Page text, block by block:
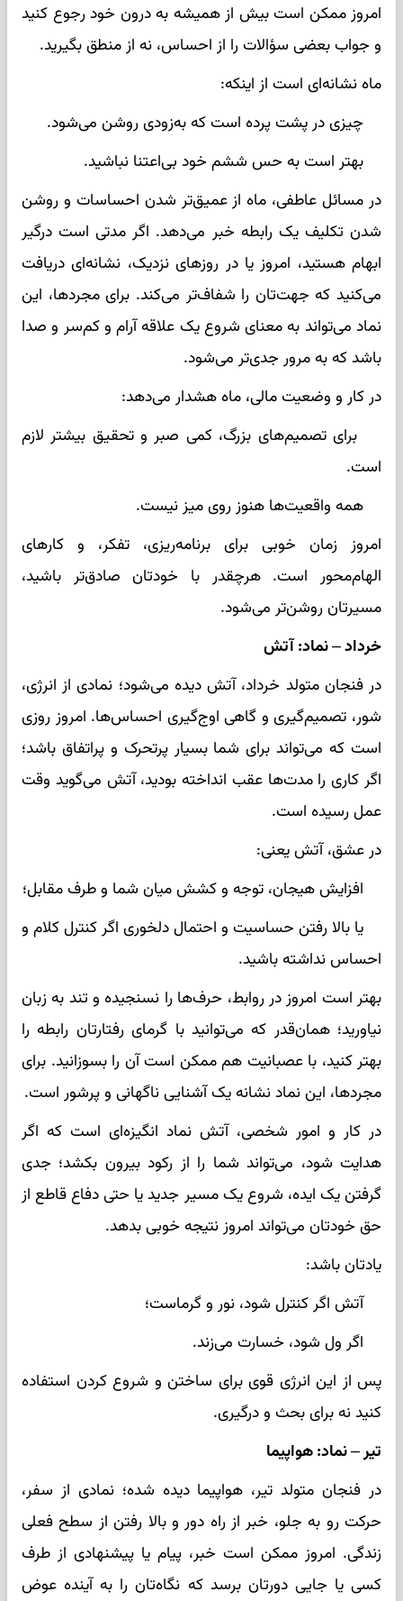
امروز ممکن است بیش از همیشه به درون خود رجوع کنید
و جواب بعضی سؤالات را از احساس، نه از منطق بگیرید.
ماه نشانه‌ای است از اینکه:
چیزی در پشت پرده است که به‌زودی روشن می‌شود.
بهتر است به حس ششم خود بی‌اعتنا نباشید.
در مسائل عاطفی، ماه از عمیق‌تر شدن احساسات و روشن
شدن تکلیف یک رابطه خبر می‌دهد. اگر مدتی است درگیر
ابهام هستید، امروز یا در روزهای نزدیک، نشانه‌ای دریافت
می‌کنید که جهت‌تان را شفاف‌تر می‌کند. برای مجردها، این
نماد می‌تواند به معنای شروع یک علاقه آرام و کم‌سر و صدا
باشد که به مرور جدی‌تر می‌شود.
در کار و وضعیت مالی، ماه هشدار می‌دهد:
برای تصمیم‌های بزرگ، کمی صبر و تحقیق بیشتر لازم
است.
همه واقعیت‌ها هنوز روی میز نیست.
امروز زمان خوبی برای برنامه‌ریزی، تفکر، و کارهای
الهام‌محور است. هرچقدر با خودتان صادق‌تر باشید،
مسیرتان روشن‌تر می‌شود.
خرداد – نماد: آتش
در فنجان متولد خرداد، آتش دیده می‌شود؛ نمادی از انرژی،
شور، تصمیم‌گیری و گاهی اوج‌گیری احساس‌ها. امروز روزی
است که می‌تواند برای شما بسیار پرتحرک و پراتفاق باشد؛
اگر کاری را مدت‌ها عقب انداخته بودید، آتش می‌گوید وقت
عمل رسیده است.
در عشق، آتش یعنی:
افزایش هیجان، توجه و کشش میان شما و طرف مقابل؛
یا بالا رفتن حساسیت و احتمال دلخوری اگر کنترل کلام و
احساس نداشته باشید.
بهتر است امروز در روابط، حرف‌ها را نسنجیده و تند به زبان
نیاورید؛ همان‌قدر که می‌توانید با گرمای رفتارتان رابطه را
بهتر کنید، با عصبانیت هم ممکن است آن را بسوزانید. برای
مجردها، این نماد نشانه یک آشنایی ناگهانی و پرشور است.
در کار و امور شخصی، آتش نماد انگیزه‌ای است که اگر
هدایت شود، می‌تواند شما را از رکود بیرون بکشد؛ جدی
گرفتن یک ایده، شروع یک مسیر جدید یا حتی دفاع قاطع از
حق خودتان می‌تواند امروز نتیجه خوبی بدهد.
یادتان باشد:
آتش اگر کنترل شود، نور و گرماست؛
اگر ول شود، خسارت می‌زند.
پس از این انرژی قوی برای ساختن و شروع کردن استفاده
کنید نه برای بحث و درگیری.
تیر – نماد: هواپیما
در فنجان متولد تیر، هواپیما دیده شده؛ نمادی از سفر،
حرکت رو به جلو، خبر از راه دور و بالا رفتن از سطح فعلی
زندگی. امروز ممکن است خبر، پیام یا پیشنهادی از طرف
کسی یا جایی دورتان برسد که نگاه‌تان را به آینده عوض